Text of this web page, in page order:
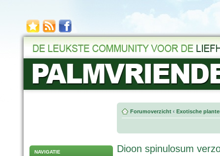
NAVIGATIE
Forumoverzicht ‹ Exotische
Dioon spinulosum